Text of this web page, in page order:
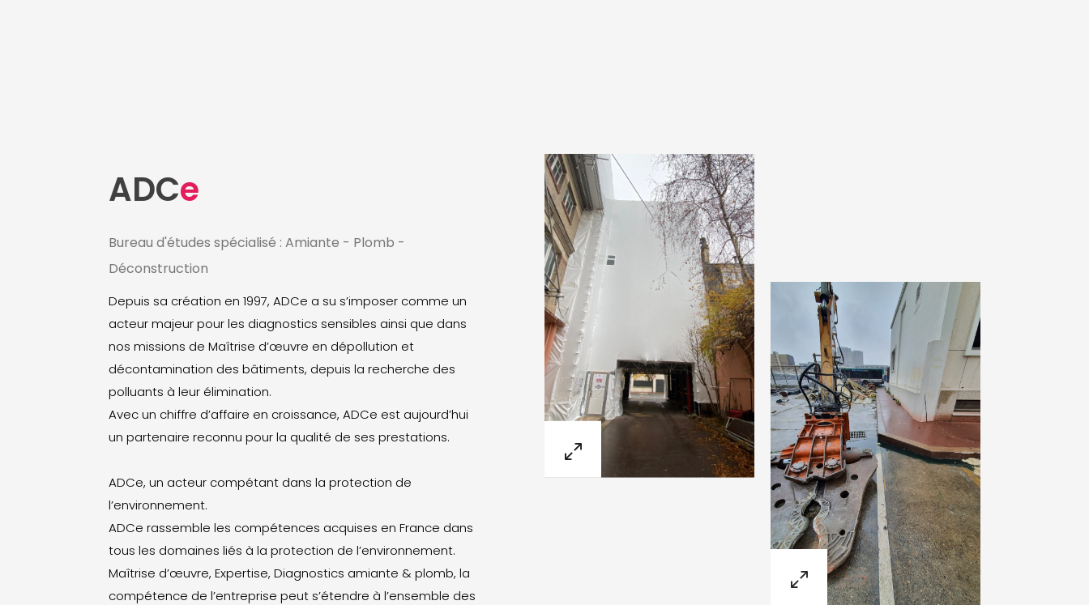
ADCe
Bureau d'études spécialisé : Amiante - Plomb -
Déconstruction
Depuis sa création en 1997, ADCe a su s’imposer comme un
acteur majeur pour les diagnostics sensibles ainsi que dans
nos missions de Maîtrise d’œuvre en dépollution et
décontamination des bâtiments, depuis la recherche des
polluants à leur élimination.
Avec un chiffre d’affaire en croissance, ADCe est aujourd’hui
un partenaire reconnu pour la qualité de ses prestations.
ADCe, un acteur compétant dans la protection de
l’environnement.
ADCe rassemble les compétences acquises en France dans
tous les domaines liés à la protection de l’environnement.
Maîtrise d’œuvre, Expertise, Diagnostics amiante & plomb, la
compétence de l’entreprise peut s’étendre à l’ensemble des